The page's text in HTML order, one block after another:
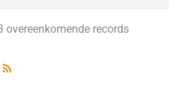
overeenkomende records